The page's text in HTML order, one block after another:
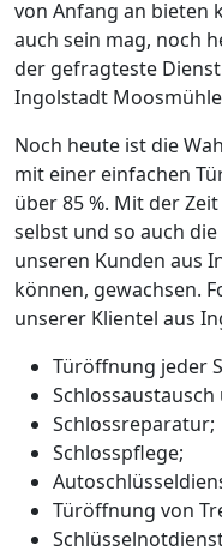
von Anfang an bieten
auch sein mag, noch
der gefragteste
Ingolstadt
Noch heute ist die
mit einer einfachen
über 85 %. Mit der
selbst und so auch
unseren Kunden aus
können, gewachsen.
unserer Klientel aus
Türöffnung jeder
Schlossreparatur;
Schlosspflege;
Türöffnung von